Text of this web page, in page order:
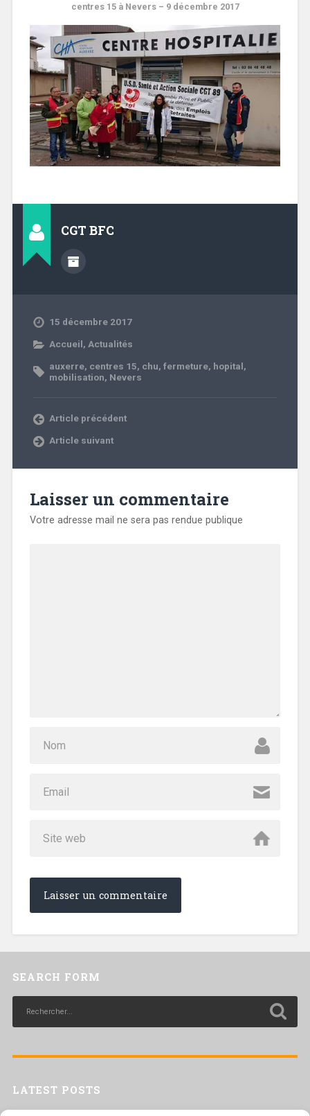
centres 15 à Nevers – 9 décembre 2017
CGT BFC
15 décembre 2017
Accueil, Actualités
auxerre, centres 15, chu, fermeture, hopital,
mobilisation, Nevers
Article précédent
Article suivant
Laisser un commentaire
Votre adresse mail ne sera pas rendue publique
SEARCH FORM
LATEST POSTS